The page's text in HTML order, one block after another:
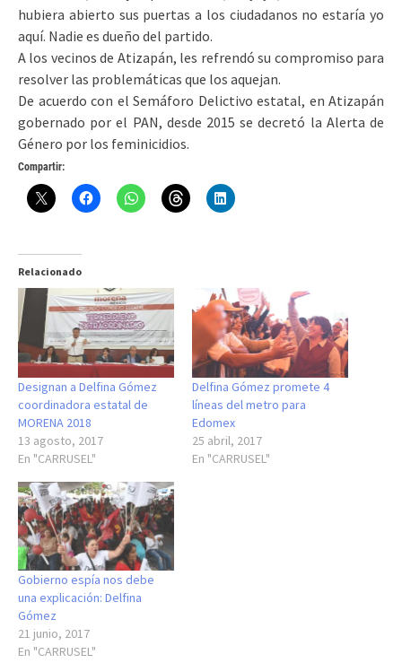
hubiera abierto sus puertas a los ciudadanos no estaría yo
aquí. Nadie es dueño del partido.
A los vecinos de Atizapán, les refrendó su compromiso para
resolver las problemáticas que los aquejan.
De acuerdo con el Semáforo Delictivo estatal, en Atizapán
gobernado por el PAN, desde 2015 se decretó la Alerta de
Género por los feminicidios.
Compartir:
Relacionado
Designan a Delfina Gómez
coordinadora estatal de
MORENA 2018
13 agosto, 2017
En "CARRUSEL"
Delfina Gómez promete 4
líneas del metro para
Edomex
25 abril, 2017
En "CARRUSEL"
Gobierno espía nos debe
una explicación: Delfina
Gómez
21 junio, 2017
En "CARRUSEL"